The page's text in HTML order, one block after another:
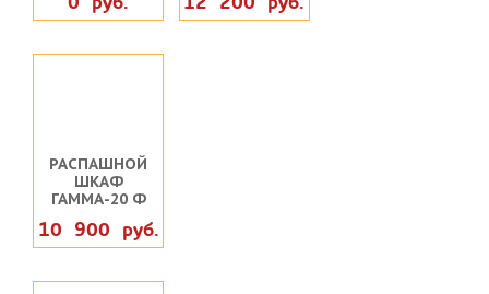
РАСПАШНОЙ
ШКАФ
ГАММА-20 Ф
10 900 руб.